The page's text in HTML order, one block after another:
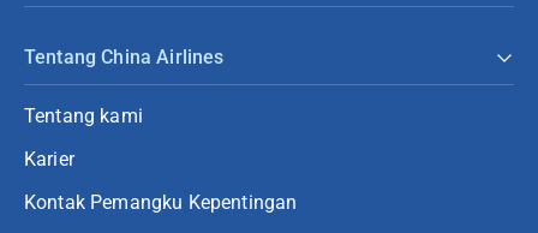
Tentang China Airlines
Tentang kami
Karier
Kontak Pemangku Kepentingan